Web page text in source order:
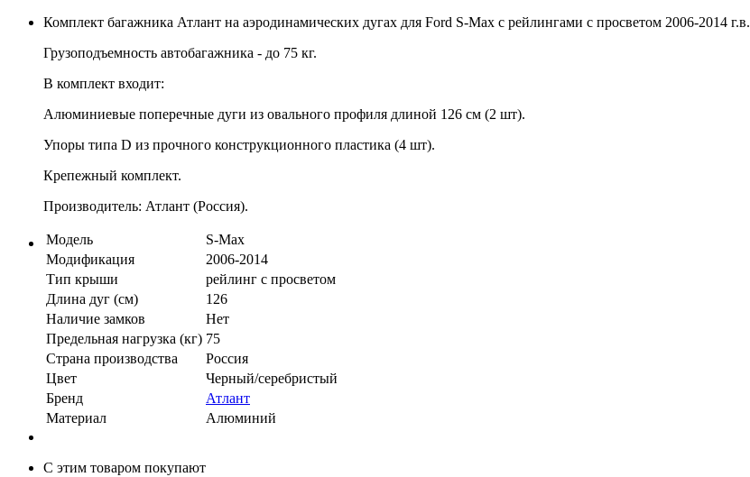
Комплект багажника Атлант на аэродинамических дугах для Ford S-Max с рейлингами с просветом 2006-2014 г.в.
Грузоподъемность автобагажника - до 75 кг.
В комплект входит:
Алюминиевые поперечные дуги из овального профиля длиной 126 см (2 шт).
Упоры типа D из прочного конструкционного пластика (4 шт).
Крепежный комплект.
Производитель: Атлант (Россия).
Модель
S-Max
Модификация
2006-2014
Тип крыши
рейлинг с просветом
Длина дуг (см)
126
Наличие замков
Нет
Предельная нагрузка (кг) 75
Страна производства
Россия
Цвет
Черный/серебристый
Бренд
Атлант
Материал
Алюминий
С этим товаром покупают